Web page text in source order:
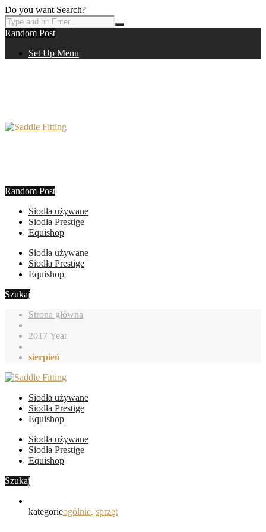
Do you want Search?
Random Post
Set Up Menu
Random Post
Siodła używane
Siodła Prestige
Equishop
Siodła używane
Siodła Prestige
Equishop
Szukaj
Strona główna
2017 Year
sierpień
Siodła używane
Siodła Prestige
Equishop
Siodła używane
Siodła Prestige
Equishop
Szukaj
kategorieogólnie, sprzęt